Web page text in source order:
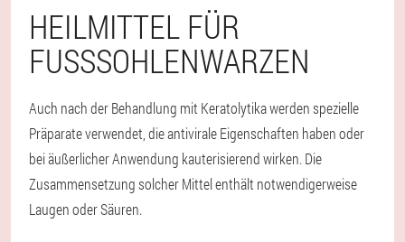
HEILMITTEL FÜR
FUSSSOHLENWARZEN
Auch nach der Behandlung mit Keratolytika werden spezielle
Präparate verwendet, die antivirale Eigenschaften haben oder
bei äußerlicher Anwendung kauterisierend wirken. Die
Zusammensetzung solcher Mittel enthält notwendigerweise
Laugen oder Säuren.